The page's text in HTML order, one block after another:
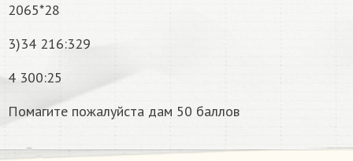
2065*28
3)34 216:329
4 300:25
Помагите пожалуйста дам 50 баллов